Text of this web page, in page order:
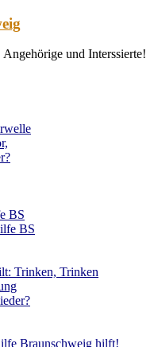
und Interssierte!
BS
BS
Trinken, Trinken
Braunschweig hilft!